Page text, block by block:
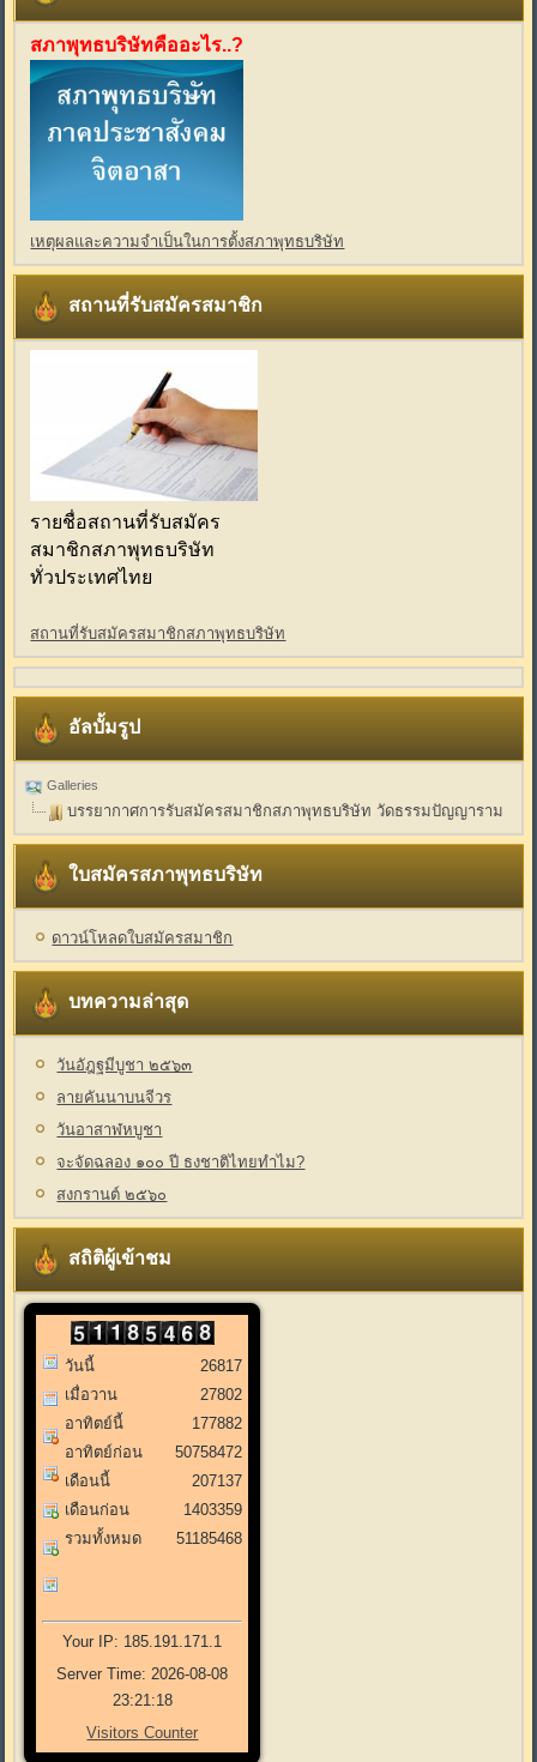
สภาพุทธบริษัทคืออะไร..?
เหตุผลและความจำเป็นในการตั้งสภาพุทธบริษัท
สถานที่รับสมัครสมาชิก
รายชื่อสถานที่รับสมัคร
สมาชิกสภาพุทธบริษัท
ทั่วประเทศไทย
สถานที่รับสมัครสมาชิกสภาพุทธบริษัท
อัลบั้มรูป
Galleries
บรรยากาศการรับสมัครสมาชิกสภาพุทธบริษัท วัดธรรมปัญญาราม
ใบสมัครสภาพุทธบริษัท
ดาวน์โหลดใบสมัครสมาชิก
บทความล่าสุด
วันอัฎฐมีบูชา ๒๕๖๓
ลายคันนาบนจีวร
วันอาสาฬหบูชา
จะจัดฉลอง ๑๐๐ ปี ธงชาติไทยทำไม?
สงกรานต์ ๒๕๖๐
สถิติผู้เข้าชม
วันนี้
เมื่อวาน
อาทิตย์นี้
อาทิตย์ก่อน
เดือนนี้
เดือนก่อน
รวมทั้งหมด
26817
27802
177882
50758472
207137
1403359
51185468
Your IP: 185.191.171.1
Server Time: 2026-08-08
23:21:18
Visitors Counter